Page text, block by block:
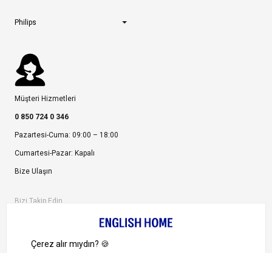
Philips
Müşteri Hizmetleri
0 850 724 0 346
Pazartesi-Cuma: 09:00 – 18:00
Cumartesi-Pazar: Kapalı
Bize Ulaşın
Bizi Takip Edin